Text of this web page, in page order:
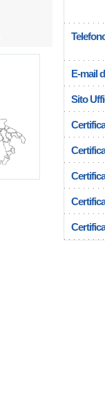
E-mail
Sito